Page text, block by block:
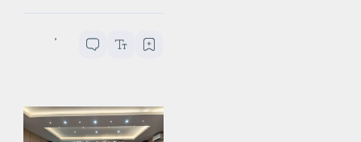
SLBN Daha Selatan
menit baca